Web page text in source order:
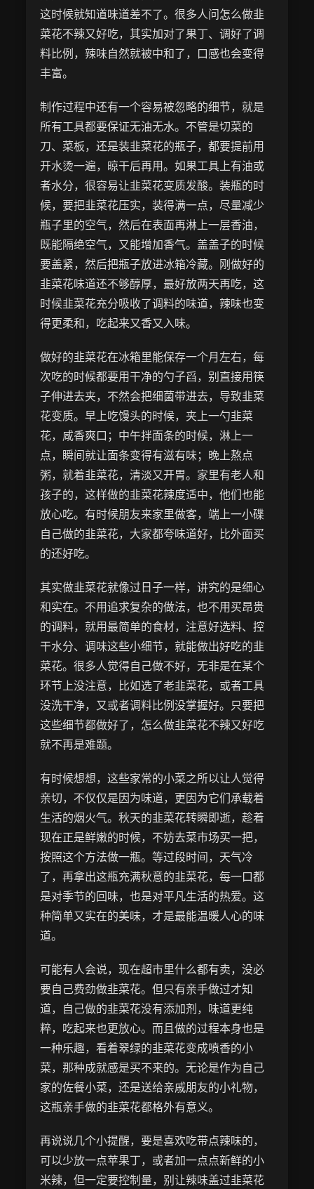
这时候就知道味道差不了。很多人问怎么做韭
菜花不辣又好吃，其实加对了果丁、调好了调
料比例，辣味自然就被中和了，口感也会变得
丰富。
制作过程中还有一个容易被忽略的细节，就是
所有工具都要保证无油无水。不管是切菜的
刀、菜板，还是装韭菜花的瓶子，都要提前用
开水烫一遍，晾干后再用。如果工具上有油或
者水分，很容易让韭菜花变质发酸。装瓶的时
候，要把韭菜花压实，装得满一点，尽量减少
瓶子里的空气，然后在表面再淋上一层香油，
既能隔绝空气，又能增加香气。盖盖子的时候
要盖紧，然后把瓶子放进冰箱冷藏。刚做好的
韭菜花味道还不够醇厚，最好放两天再吃，这
时候韭菜花充分吸收了调料的味道，辣味也变
得更柔和，吃起来又香又入味。
做好的韭菜花在冰箱里能保存一个月左右，每
次吃的时候都要用干净的勺子舀，别直接用筷
子伸进去夹，不然会把细菌带进去，导致韭菜
花变质。早上吃馒头的时候，夹上一勺韭菜
花，咸香爽口；中午拌面条的时候，淋上一
点，瞬间就让面条变得有滋有味；晚上熬点
粥，就着韭菜花，清淡又开胃。家里有老人和
孩子的，这样做的韭菜花辣度适中，他们也能
放心吃。有时候朋友来家里做客，端上一小碟
自己做的韭菜花，大家都夸味道好，比外面买
的还好吃。
其实做韭菜花就像过日子一样，讲究的是细心
和实在。不用追求复杂的做法，也不用买昂贵
的调料，就用最简单的食材，注意好选料、控
干水分、调味这些小细节，就能做出好吃的韭
菜花。很多人觉得自己做不好，无非是在某个
环节上没注意，比如选了老韭菜花，或者工具
没洗干净，又或者调料比例没掌握好。只要把
这些细节都做好了，怎么做韭菜花不辣又好吃
就不再是难题。
有时候想想，这些家常的小菜之所以让人觉得
亲切，不仅仅是因为味道，更因为它们承载着
生活的烟火气。秋天的韭菜花转瞬即逝，趁着
现在正是鲜嫩的时候，不妨去菜市场买一把，
按照这个方法做一瓶。等过段时间，天气冷
了，再拿出这瓶充满秋意的韭菜花，每一口都
是对季节的回味，也是对平凡生活的热爱。这
种简单又实在的美味，才是最能温暖人心的味
道。
可能有人会说，现在超市里什么都有卖，没必
要自己费劲做韭菜花。但只有亲手做过才知
道，自己做的韭菜花没有添加剂，味道更纯
粹，吃起来也更放心。而且做的过程本身也是
一种乐趣，看着翠绿的韭菜花变成喷香的小
菜，那种成就感是买不来的。无论是作为自己
家的佐餐小菜，还是送给亲戚朋友的小礼物，
这瓶亲手做的韭菜花都格外有意义。
再说说几个小提醒，要是喜欢吃带点辣味的，
可以少放一点苹果丁，或者加一点点新鲜的小
米辣，但一定要控制量，别让辣味盖过韭菜花